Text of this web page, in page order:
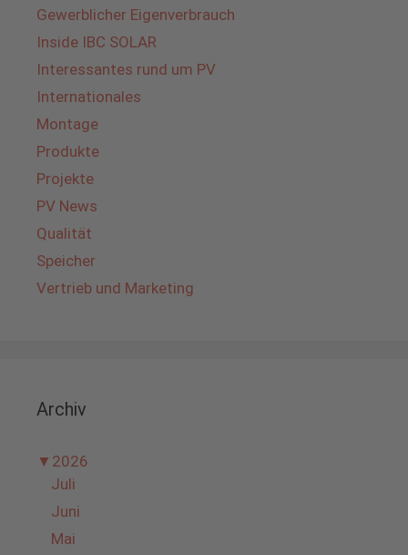
Gewerblicher Eigenverbrauch
Inside IBC SOLAR
Interessantes rund um PV
Internationales
Montage
Produkte
Projekte
PV News
Qualität
Speicher
Vertrieb und Marketing
Archiv
▼ 2026
Juli
Juni
Mai